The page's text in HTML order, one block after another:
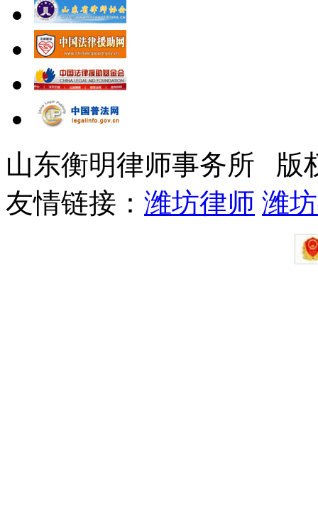
山东衡明律师事务所 版
友情链接： 潍坊律师 潍